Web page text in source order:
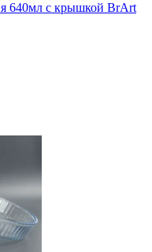
640мл с крышкой BrArt